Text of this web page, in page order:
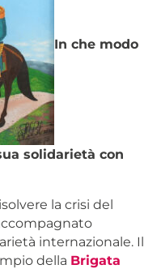
In che modo
solidarietà con
la crisi del
internazionale. Il
della Brigata